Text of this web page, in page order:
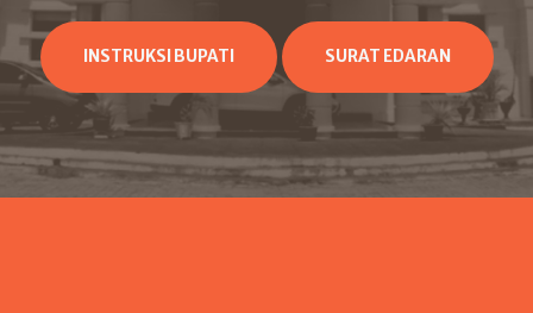
INSTRUKSI BUPATI SURAT EDARAN